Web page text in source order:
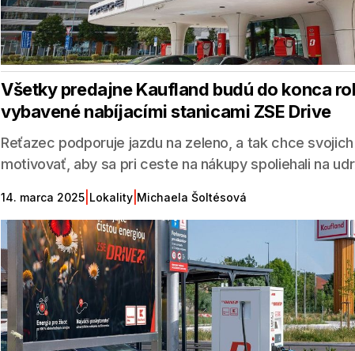
Všetky predajne Kaufland budú do konca
vybavené nabíjacími stanicami ZSE Drive
Reťazec podporuje jazdu na zeleno, a tak chce
motivovať, aby sa pri ceste na nákupy spoliehali na
14. marca 2025 Lokality| Michaela Šoltésová